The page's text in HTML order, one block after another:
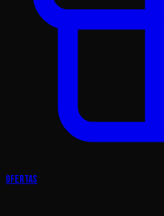
Ofertas